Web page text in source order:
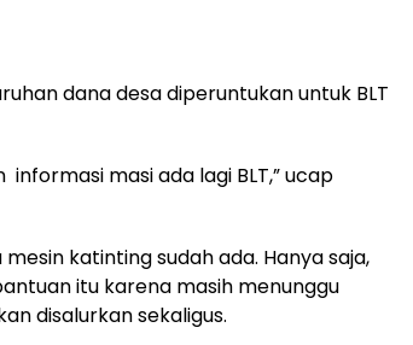
dana desa diperuntukan untuk BLT
masi ada lagi BLT,” ucap
katinting sudah ada. Hanya saja,
itu karena masih menunggu
disalurkan sekaligus.